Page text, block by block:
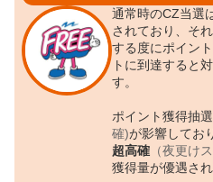
通常時のCZ当選
されており、そ
する度にポイン
トに到達すると
す。
ポイント獲得抽
確)が影響してお
超高確 （夜更け
獲得量が優遇され